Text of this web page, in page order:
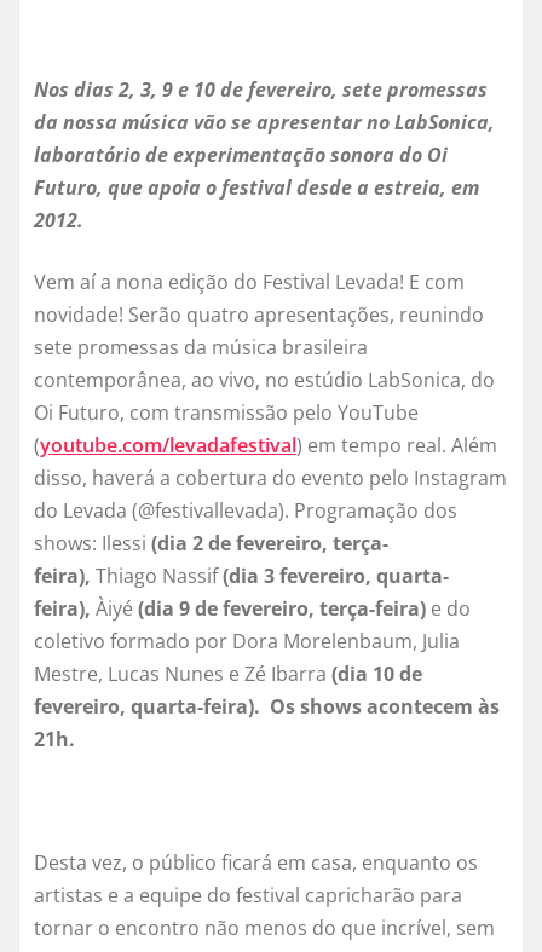
Nos dias 2, 3, 9 e 10 de fevereiro, sete promessas
da nossa música vão se apresentar no LabSonica,
laboratório de experimentação sonora do Oi
Futuro, que apoia o festival desde a estreia, em
2012.
Vem aí a nona edição do Festival Levada! E com
novidade! Serão quatro apresentações, reunindo
sete promessas da música brasileira
contemporânea, ao vivo, no estúdio LabSonica, do
Oi Futuro, com transmissão pelo YouTube
(youtube.com/levadafestival) em tempo real. Além
disso, haverá a cobertura do evento pelo Instagram
do Levada (@festivallevada). Programação dos
shows: Ilessi (dia 2 de fevereiro, terça-
feira), Thiago Nassif(dia 3 fevereiro, quarta-
feira), Àiyé (dia 9 de fevereiro, terça-feira) e do
coletivo formado por Dora Morelenbaum, Julia
Mestre, Lucas Nunes e Zé Ibarra (dia 10 de
fevereiro, quarta-feira). Os shows acontecem às
21h.
Desta vez, o público ficará em casa, enquanto os
artistas e a equipe do festival capricharão para
tornar o encontro não menos do que incrível, sem